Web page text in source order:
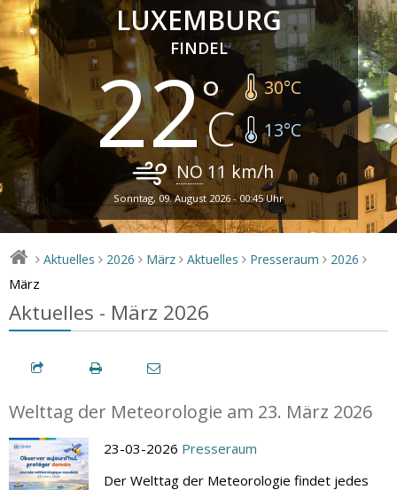
LUXEMBURG
FINDEL
22 30°C
13°C
NO 11 km/h
Sonntag, 09. August 2026 - 00:45 Uhr
> Aktuelles > 2026 > März > Aktuelles > Presseraum > 2026 >
März
Aktuelles - März 2026
Welttag der Meteorologie am 23. März 2026
23-03-2026 Presseraum
Der Welttag der Meteorologie findet jedes